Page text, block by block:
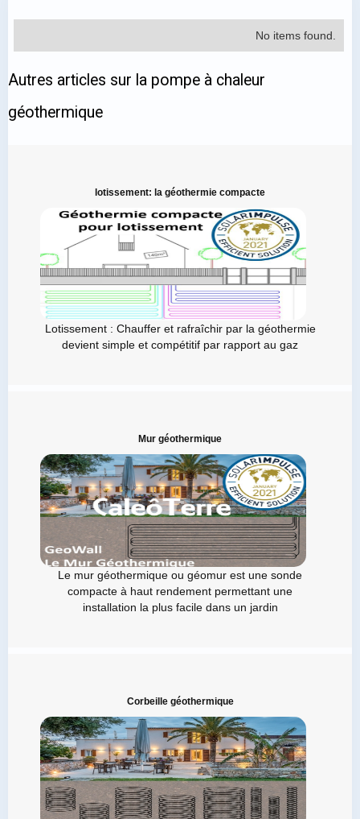
No items found.
Autres articles sur la pompe à chaleur
géothermique
lotissement: la géothermie compacte
Lotissement : Chauffer et rafraîchir par la géothermie
devient simple et compétitif par rapport au gaz
Mur géothermique
Le mur géothermique ou géomur est une sonde
compacte à haut rendement permettant une
installation la plus facile dans un jardin
Corbeille géothermique